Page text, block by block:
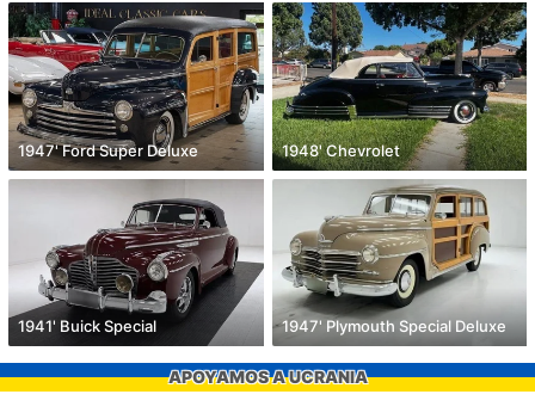
1947' Ford Super Deluxe 1948' Chevrolet
1941' Buick Special 1947' Plymouth Special Deluxe
APOYAMOS A UCRANIA